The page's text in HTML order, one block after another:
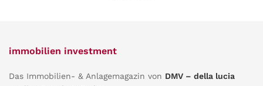
immobilien investment
Das Immobilien- & Anlagemagazin von DMV – della lucia